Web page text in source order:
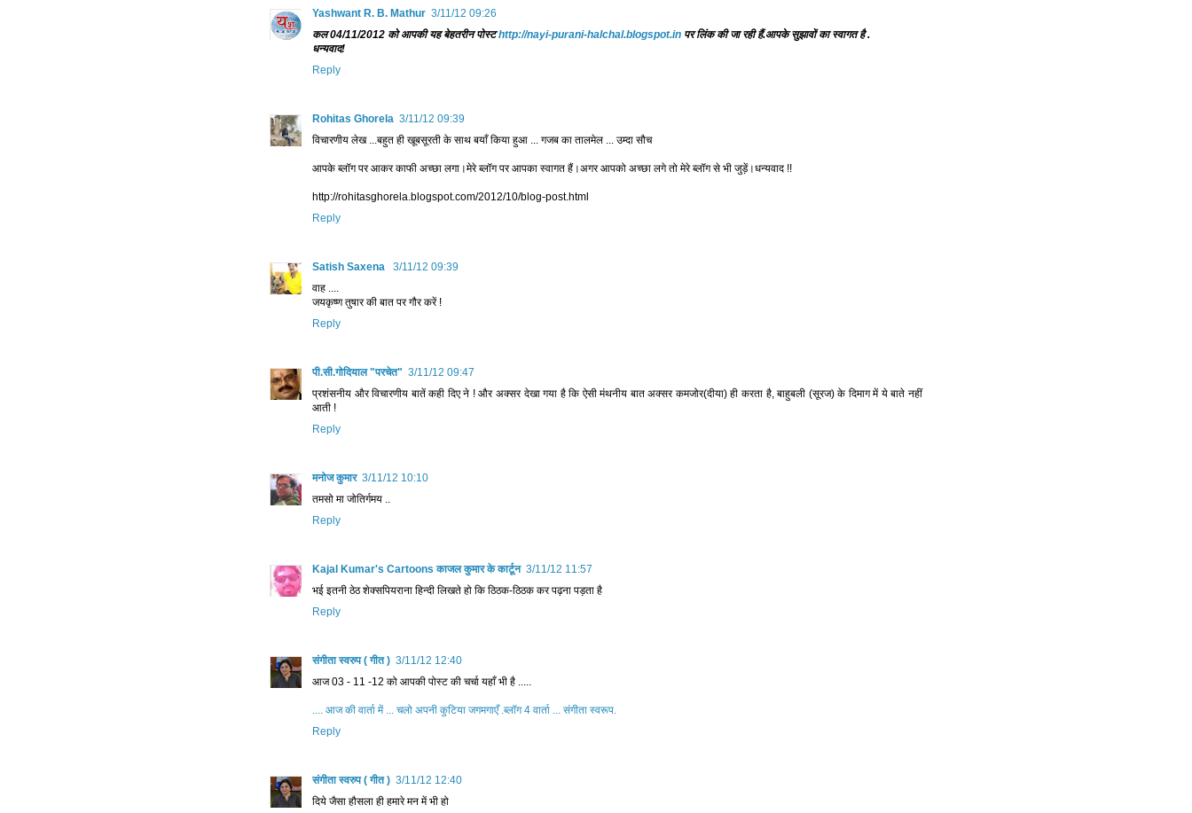
Yashwant R. B. Mathur 3/11/12 09:26
कल 04/11/2012 को आपकी यह बेहतरीन पोस्टhttp://nayi-purani-halchal.blogspot.in पर लिंक की जा रही हैं.आपके सुझावों का स्वागत है .
धन्यवाद!
Reply
Rohitas Ghorela 3/11/12 09:39
विचारणीय लेख ...बहुत ही खूबसूरती के साथ बयाँ किया हुआ ... गजब का तालमेल ... उम्दा सौच
आपके ब्लॉग पर आकर काफी अच्छा लगा।मेरे ब्लॉग पर आपका स्वागत हैं।अगर आपको अच्छा लगे तो मेरे ब्लॉग से भी जुड़ें।धन्यवाद !!
http://rohitasghorela.blogspot.com/2012/10/blog-post.html
Reply
Satish Saxena
3/11/12 09:39
वाह ....
जयकृष्ण तुषार की बात पर गौर करें !
Reply
पी.सी.गोदियाल "परचेत" 3/11/12 09:47
प्रशंसनीय और विचारणीय बातें कही दिए ने ! और अक्सर देखा गया है कि ऐसी मंथनीय बात अक्सर कमजोर(दीया) ही करता है, बाहुबली (सूरज) के दिमाग में ये बाते नहीं
आती !
Reply
मनोज कुमार 3/11/12 10:10
तमसो मा जोतिर्गमय ..
Reply
Kajal Kumar's Cartoons काजल कुमार के कार्टून 3/11/12 11:57
भई इतनी ठेठ शेक्‍सपि‍यराना हि‍न्‍दी लि‍खते हो कि‍ ठि‍ठक-ठि‍ठक कर पढ़ना पड़ता है
Reply
संगीता स्वरुप ( गीत ) 3/11/12 12:40
आज 03 - 11 -12 को आपकी पोस्ट की चर्चा यहाँ भी है .....
.... आज की वार्ता में ... चलो अपनी कुटिया जगमगाएँ .ब्लॉग 4 वार्ता ... संगीता स्वरूप.
Reply
संगीता स्वरुप ( गीत ) 3/11/12 12:40
दिये जैसा हौसला ही हमारे मन में भी हो